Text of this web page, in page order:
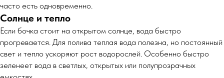
часто есть одновременно.
Солнце и тепло
Если бочка стоит на открытом солнце, вода быстро
прогревается. Для полива теплая вода полезна, но постоянный
свет и тепло ускоряют рост водорослей. Особенно быстро
зеленеет вода в светлых, открытых или полупрозрачных